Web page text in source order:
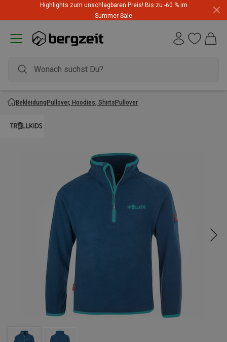
Highlights zum unschlagbaren Preis! Bis zu -60 % im
Summer Sale
BekleidungPullover, Hoodies, ShirtsPullover